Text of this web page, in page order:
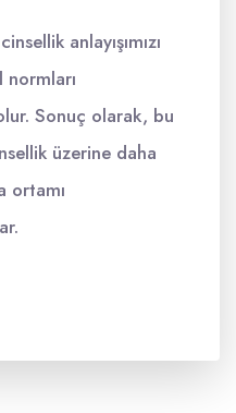
anlayışımızı
Sonuç olarak, bu
üzerine daha
ortamı